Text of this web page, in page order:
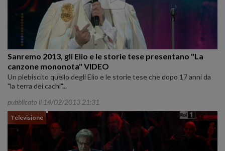
Sanremo 2013, gli Elio e le storie tese presentano "La
canzone mononota" VIDEO
Un plebiscito quello degli Elio e le storie tese che dopo 17 anni da
"la terra dei cachi"...
pubblicato il 14/02/2013 21:31
Televisione